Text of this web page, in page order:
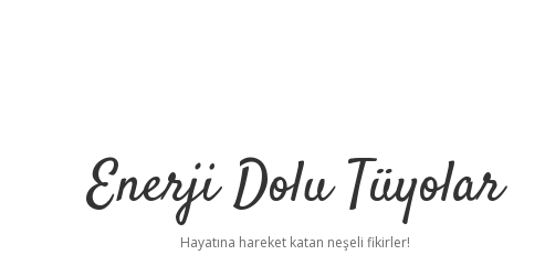
Enerji Dolu Tüyolar
Hayatına hareket katan neşeli fikirler!